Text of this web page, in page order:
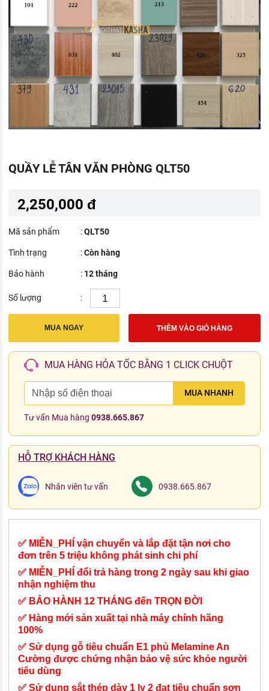
QUẦY LỄ TÂN VĂN PHÒNG QLT50
2,250,000 đ
Mã sản phẩm :QLT50
Tình trạng :Còn hàng
Bảo hành : 12 tháng
Số lượng :
MUA NGAY THÊM VÀO GIỎ HÀNG
MUA HÀNG HỎA TỐC BẰNG 1 CLICK CHUỘT
MUA NHANH
Tư vấn Mua hàng0938.665.867
HỖ TRỢ KHÁCH HÀNG
Nhân viên tư vấn 0938.665.867
✅ MIỄN_PHÍ vận chuyển và lắp đặt tận nơi cho
đơn trên 5 triệu không phát sinh chi phí
✅ MIỄN_PHÍ đổi trả hàng trong 2 ngày sau khi giao
nhận nghiệm thu
✅ BẢO HÀNH 12 THÁNG đến TRỌN ĐỜI
✅ Hàng mới sản xuất tại nhà máy chính hãng
100%
✅ Sử dụng gỗ tiêu chuẩn E1 phủ Melamine An
Cường được chứng nhận bảo vệ sức khỏe người
tiêu dùng
✅ Sử dụng sắt thép dày 1 ly 2 đạt tiêu chuẩn sơn